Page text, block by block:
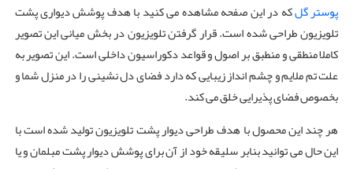
پوستر گلکه در این صفحه مشاهده می کنید با هدف پوشش دیواری پشت
تلویزیون طراحی شده است. قرار گرفتن تلویزیون در بخش میانی این تصویر
کاملا منطقی و منطبق بر اصول و قواعد دکوراسیون داخلی است. این تصویر به
علت تم ملایم و چشم انداز زیبایی که دارد فضای دل نشینی را در منزل شما و
بخصوص فضای پذیرایی خلق می کند.
هر چند این محصول با هدف طراحی دیوار پشت تلویزیون تولید شده است با
این حال می توانید بنابر سلیقه خود از آن برای پوشش دیوار پشت مبلمان و یا